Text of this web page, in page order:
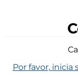
Por favor, inicia